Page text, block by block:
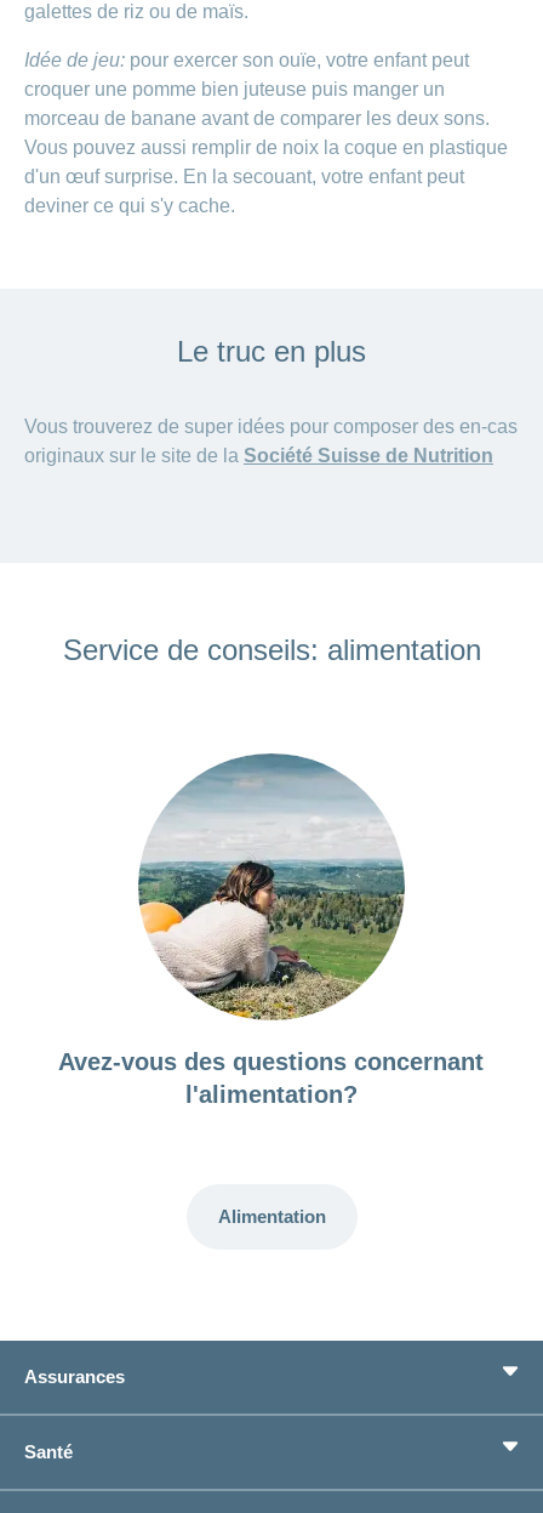
galettes de riz ou de maïs.
Idée de jeu: pour exercer son ouïe, votre enfant peut
croquer une pomme bien juteuse puis manger un
morceau de banane avant de comparer les deux sons.
Vous pouvez aussi remplir de noix la coque en plastique
d'un œuf surprise. En la secouant, votre enfant peut
deviner ce qui s'y cache.
Le truc en plus
Vous trouverez de super idées pour composer des en-cas
originaux sur le site de la Société Suisse de Nutrition
Service de conseils: alimentation
Avez-vous des questions concernant
l'alimentation?
Alimentation
Assurances
Assurances complémentaires
Prévoyance
Santé